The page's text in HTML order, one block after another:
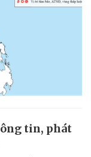
tin, phát